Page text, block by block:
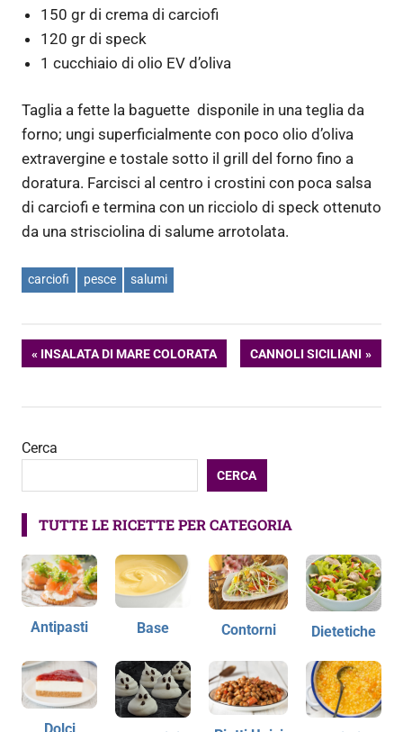
150 gr di crema di carciofi
120 gr di speck
1 cucchiaio di olio EV d’oliva
Taglia a fette la baguette disponile in una teglia da
forno; ungi superficialmente con poco olio d’oliva
extravergine e tostale sotto il grill del forno fino a
doratura. Farcisci al centro i crostini con poca salsa
di carciofi e termina con un ricciolo di speck ottenuto
da una strisciolina di salume arrotolata.
carciofi pesce salumi
Navigazione
ARTICOLO
INSALATA DI MARE COLORATA
ARTICOLO
CANNOLI SICILIANI
Cerca
CERCA
TUTTE LE RICETTE PER CATEGORIA
Antipasti Base Contorni Dietetiche